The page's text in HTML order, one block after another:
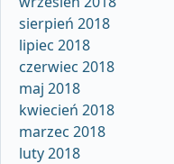
sierpień 2018
lipiec 2018
czerwiec 2018
maj 2018
kwiecień 2018
marzec 2018
luty 2018